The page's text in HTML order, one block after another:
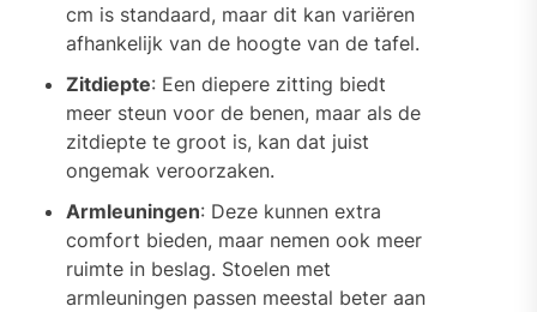
cm is standaard, maar dit kan variëren
afhankelijk van de hoogte van de tafel.
Zitdiepte: Een diepere zitting biedt
meer steun voor de benen, maar als de
zitdiepte te groot is, kan dat juist
ongemak veroorzaken.
Armleuningen: Deze kunnen extra
comfort bieden, maar nemen ook meer
ruimte in beslag. Stoelen met
armleuningen passen meestal beter aan